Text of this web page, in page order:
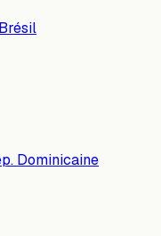
Brésil
Dominicaine